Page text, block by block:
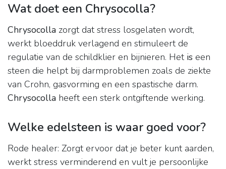
Wat doet een Chrysocolla?
Chrysocolla zorgt dat stress losgelaten wordt,
werkt bloeddruk verlagend en stimuleert de
regulatie van de schildklier en bijnieren. Het is een
steen die helpt bij darmproblemen zoals de ziekte
van Crohn, gasvorming en een spastische darm.
Chrysocolla heeft een sterk ontgiftende werking.
Welke edelsteen is waar goed voor?
Rode healer: Zorgt ervoor dat je beter kunt aarden,
werkt stress verminderend en vult je persoonlijke